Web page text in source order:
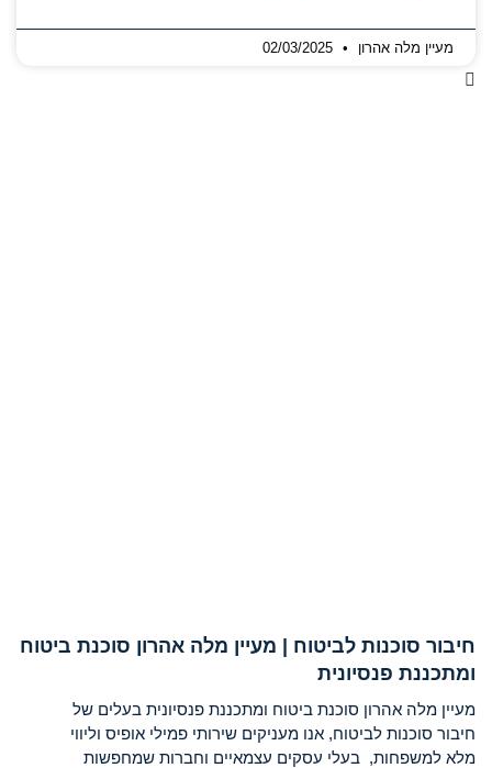
מעיין מלה אהרון
חיבור סוכנות לביטוח | מעיין מלה אהרון סוכנת ביטוח
ומתכננת פנסיונית
מעיין מלה אהרון סוכנת ביטוח ומתכננת פנסיונית בעלים של
חיבור סוכנות לביטוח, אנו מעניקים שירותי פמילי אופיס וליווי
מלא למשפחות, בעלי עסקים עצמאיים וחברות שמחפשות